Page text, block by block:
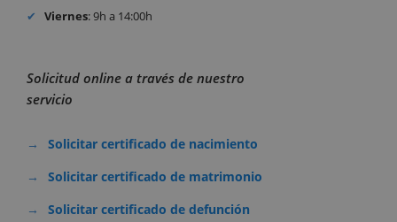
Viernes: 9h a 14:00h
Solicitud online a través de nuestro
servicio
Solicitar certificado de nacimiento
Solicitar certificado de matrimonio
Solicitar certificado de defunción